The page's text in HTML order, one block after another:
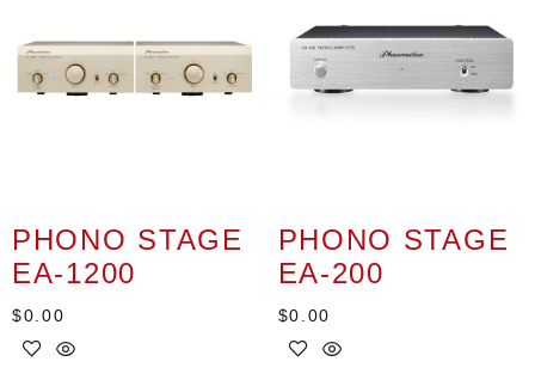
PHONO STAGE
EA-1200
$0.00
PHONO STAGE
EA-200
$0.00